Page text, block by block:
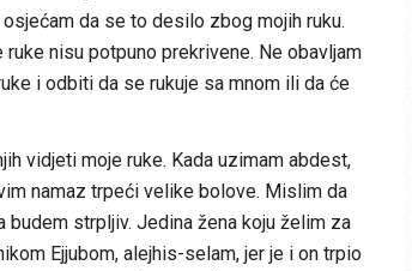
da se to desilo zbog mojih ruku.
nisu potpuno prekrivene. Ne obavljam
i odbiti da se rukuje sa mnom ili da će
vidjeti moje ruke. Kada uzimam abdest,
namaz trpeći velike bolove. Mislim da
budem strpljiv. Jedina žena koju želim za
Ejjubom, alejhis-selam, jer je i on trpio